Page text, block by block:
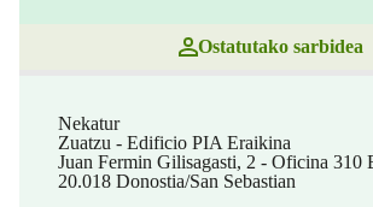
Ostatutako sarbidea
Nekatur
Zuatzu - Edificio PIA Eraikina
Juan Fermin Gilisagasti, 2 - Oficina 310
20.018 Donostia/San Sebastian